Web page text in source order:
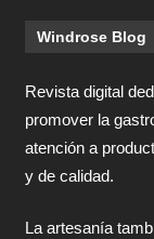
Windrose Blog
Revista digital
promover la
atención a
y de calidad.
La artesanía